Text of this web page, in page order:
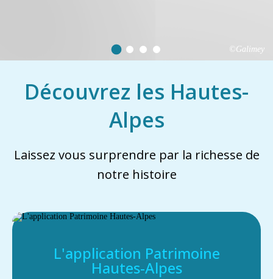
©Galimey
Découvrez les Hautes-
Alpes
Laissez vous surprendre par la richesse de
notre histoire
L'application Patrimoine
Hautes-Alpes